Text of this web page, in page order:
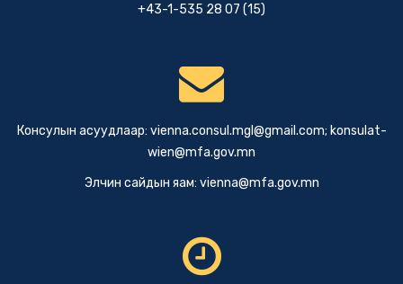
+43-1-535 28 07 (15)
Консулын асуудлаар: vienna.consul.mgl@gmail.com; konsulat-
wien@mfa.gov.mn
Элчин сайдын яам: vienna@mfa.gov.mn